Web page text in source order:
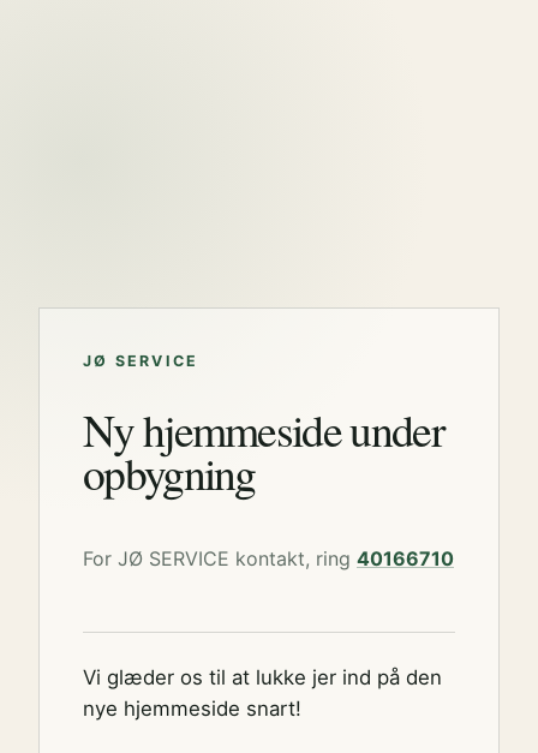
JØ SERVICE
Ny hjemmeside under
opbygning
For JØ SERVICE kontakt, ring 40166710
Vi glæder os til at lukke jer ind på den
nye hjemmeside snart!